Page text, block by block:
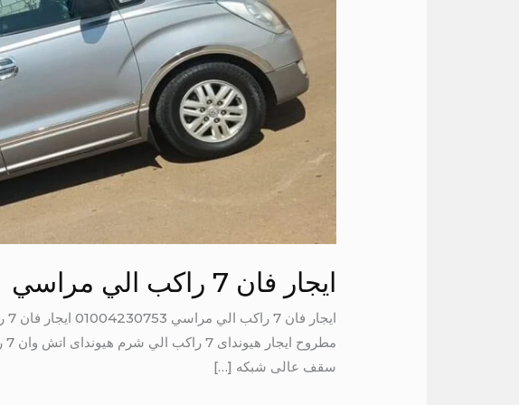
ايجار فان 7 راكب الي مراسي
سقف عالى شبكه […]